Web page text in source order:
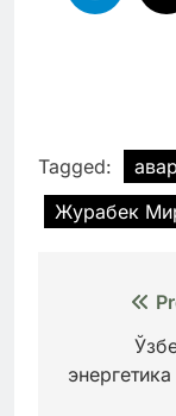
Tagged:
Журабек